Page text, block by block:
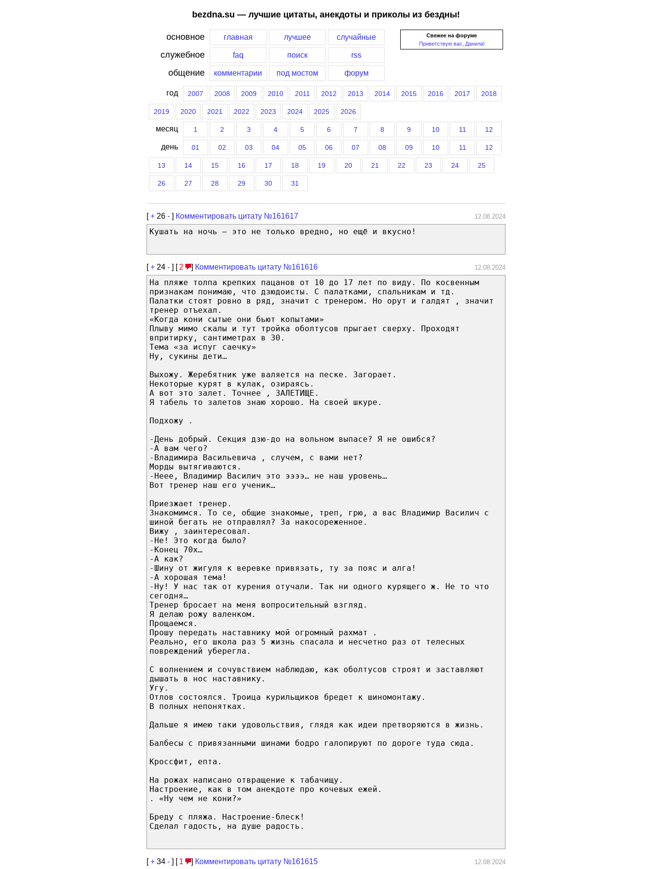
bezdna.su — лучшие цитаты, анекдоты и приколы из бездны!
Свежее на форуме
Приветствую вас, Данила!
основное главная лучшее случайные
служебное faq поиск rss
общение комментарии под мостом форум
год 2007 2008 2009 2010 2011 2012 2013 2014 2015 2016 2017 2018
2019 2020 2021 2022 2023 2024 2025 2026
месяц 1 2 3 4 5 6 7 8 9 10 11 12
день 01 02 03 04 05 06 07 08 09 10 11 12
13 14 15 16 17 18 19 20 21 22 23 24 25
26 27 28 29 30 31
[+ 26 - ] Комментировать цитату №161617 12.08.2024
Кушать на ночь – это не только вредно, но ещё и вкусно!
[+ 24 - ] [ 2 ] Комментировать цитату №161616 12.08.2024
На пляже толпа крепких пацанов от 10 до 17 лет по виду. По косвенным
признакам понимаю, что дзюдоисты. С палатками, спальникам и тд.
Палатки стоят ровно в ряд, значит с тренером. Но орут и галдят , значит
тренер отъехал.
«Когда кони сытые они бьют копытами»
Плыву мимо скалы и тут тройка оболтусов прыгает сверху. Проходят
впритирку, сантиметрах в 30.
Тема «за испуг саечку»
Ну, сукины дети…
Выхожу. Жеребятник уже валяется на песке. Загорает.
Некоторые курят в кулак, озираясь.
А вот это залет. Точнее , ЗАЛЕТИЩЕ.
Я табель то залетов знаю хорошо. На своей шкуре.
Подхожу .
-День добрый. Секция дзю-до на вольном выпасе? Я не ошибся?
-А вам чего?
-Владимира Васильевича , случем, с вами нет?
Морды вытягиваются.
-Неее, Владимир Василич это ээээ… не наш уровень…
Вот тренер наш его ученик…
Приезжает тренер.
Знакомимся. То се, общие знакомые, треп, грю, а вас Владимир Василич с
шиной бегать не отправлял? За накосореженное.
Вижу , заинтересовал.
-Не! Это когда было?
-Конец 70х…
-А как?
-Шину от жигуля к веревке привязать, ту за пояс и алга!
-А хорошая тема!
-Ну! У нас так от курения отучали. Так ни одного курящего ж. Не то что
сегодня…
Тренер бросает на меня вопросительный взгляд.
Я делаю рожу валенком.
Прощаемся.
Прошу передать наставнику мой огромный рахмат .
Реально, его школа раз 5 жизнь спасала и несчетно раз от телесных
повреждений уберегла.
С волнением и сочувствием наблюдаю, как оболтусов строят и заставляют
дышать в нос наставнику.
Угу.
Отлов состоялся. Троица курильщиков бредет к шиномонтажу.
В полных непонятках.
Дальше я имею таки удовольствия, глядя как идеи претворяются в жизнь.
Балбесы с привязанными шинами бодро галопируют по дороге туда сюда.
Кроссфит, епта.
На рожах написано отвращение к табачищу.
Настроение, как в том анекдоте про кочевых ежей.
. «Ну чем не кони?»
Бреду с пляжа. Настроение-блеск!
Сделал гадость, на душе радость.
[+ 34 - ] [ 1 ] Комментировать цитату №161615 12.08.2024